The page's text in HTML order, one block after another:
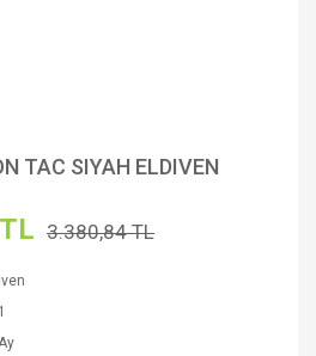
TAC SIYAH ELDIVEN
3.380,84 TL